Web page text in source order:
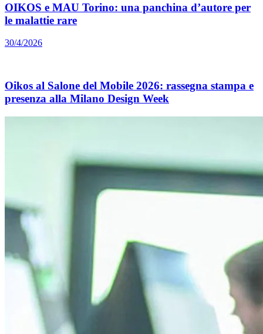
OIKOS e MAU Torino: una panchina d’autore per
le malattie rare
30/4/2026
Oikos al Salone del Mobile 2026: rassegna stampa e
presenza alla Milano Design Week